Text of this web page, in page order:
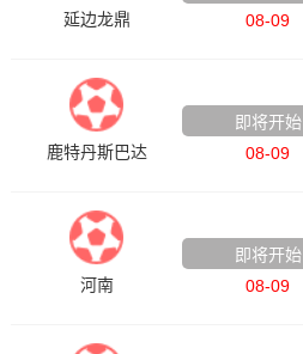
延边龙鼎
08-09
鹿特丹斯巴达
即将开始
08-09
河南
即将开始
08-09